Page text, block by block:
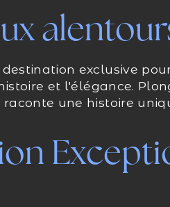
destination exclusive
et l'élégance.
une histoire